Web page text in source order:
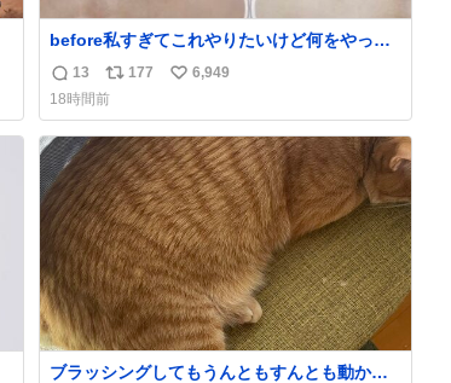
before私すぎてこれやりたいけど何をやった
ら右になれるの
返
信
数
13
リ
ポ
ス
ト
数
177
い
ね
数
6,949
18時間前
ブラッシングしてもうんともすんとも動かな